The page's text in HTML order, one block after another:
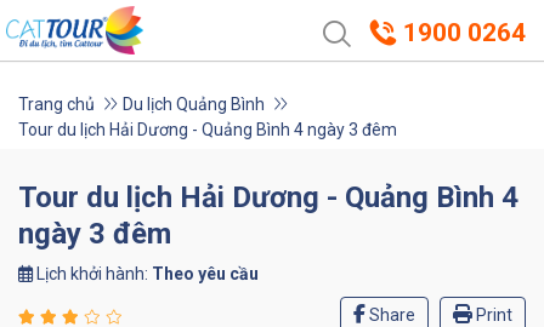
1900 0264
Trang chủ
Du lịch Quảng Bình
Tour du lịch Hải Dương - Quảng Bình 4 ngày 3 đêm
Tour du lịch Hải Dương - Quảng Bình 4
ngày 3 đêm
Lịch khởi hành: Theo yêu cầu
Share Print